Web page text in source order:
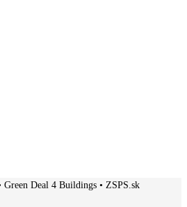
Deal 4 Buildings • ZSPS.sk